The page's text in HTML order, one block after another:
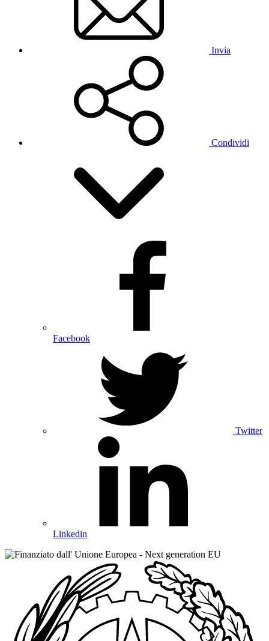
Invia
Condividi
Facebook
Twitter
Linkedin